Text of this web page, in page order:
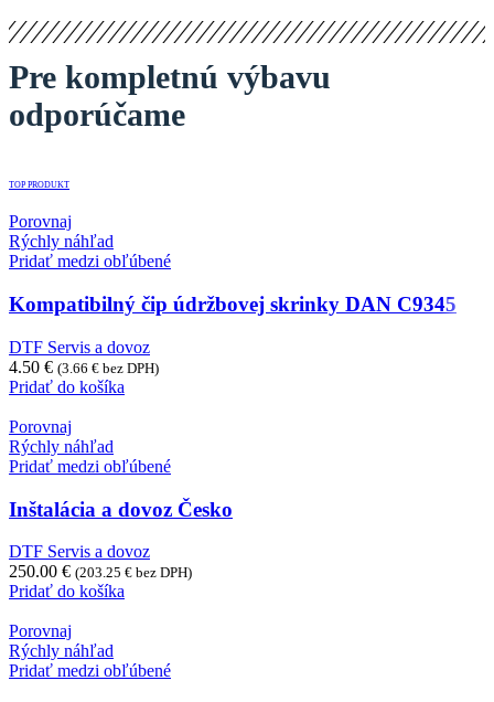
Pre kompletnú výbavu
odporúčame
TOP PRODUKT
Porovnaj
Rýchly náhľad
Pridať medzi obľúbené
Kompatibilný čip údržbovej skrinky DAN C9345
DTF Servis a dovoz
4.50 € (3.66 € bez DPH)
Pridať do košíka
Porovnaj
Rýchly náhľad
Pridať medzi obľúbené
Inštalácia a dovoz Česko
DTF Servis a dovoz
250.00 € (203.25 € bez DPH)
Pridať do košíka
Porovnaj
Rýchly náhľad
Pridať medzi obľúbené